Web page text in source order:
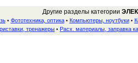
Другие разделы категории
• Фототехника, оптика• Компьютеры, ноутбуки•
тренажеры • Расх. материалы, заправка